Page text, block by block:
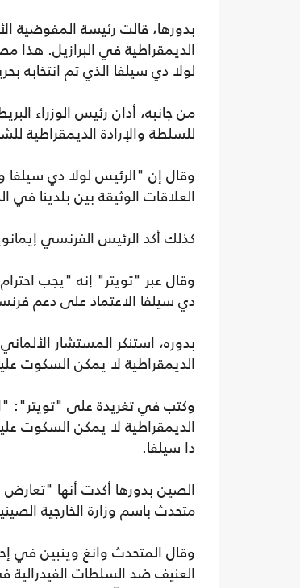
بدورها، قالت رئيسة المفوضية
الديمقراطية في البرازيل. هذا
لولا دي سيلفا الذي تم انتخابه
من جانبه، أدان رئيس الوزراء
للسلطة والإرادة الديمقراطية
وقال إن "الرئيس لولا دي سيلفا
العلاقات الوثيقة بين بلدينا في
كذلك أكد الرئيس الفرنسي
وقال عبر "تويتر" إنه "يجب
دي سيلفا الاعتماد على دعم
بدوره، استنكر المستشار
الديمقراطية لا يمكن السكوت
وكتب في تغريدة على "تويتر":
الديمقراطية لا يمكن السكوت
دا سيلفا.
الصين بدورها أكدت أنها
متحدث باسم وزارة الخارجية
وقال المتحدث وانغ وينبين في
العنيف ضد السلطات الفيدرالية